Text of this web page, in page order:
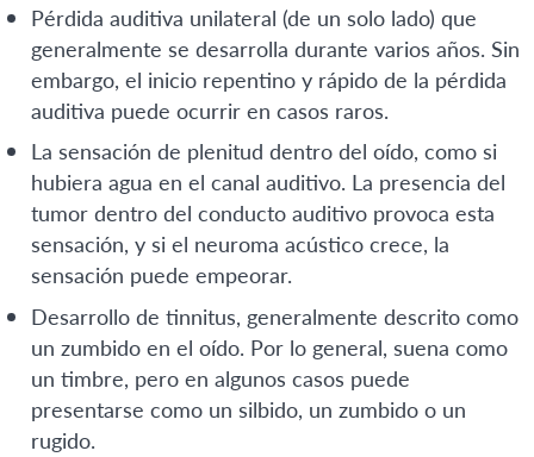
Pérdida auditiva unilateral (de un solo lado) que
generalmente se desarrolla durante varios años. Sin
embargo, el inicio repentino y rápido de la pérdida
auditiva puede ocurrir en casos raros.
La sensación de plenitud dentro del oído, como si
hubiera agua en el canal auditivo. La presencia del
tumor dentro del conducto auditivo provoca esta
sensación, y si el neuroma acústico crece, la
sensación puede empeorar.
Desarrollo de tinnitus, generalmente descrito como
un zumbido en el oído. Por lo general, suena como
un timbre, pero en algunos casos puede
presentarse como un silbido, un zumbido o un
rugido.